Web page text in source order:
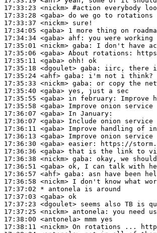
17:33:23 <nickm> #action everybody
17:33:28 <gaba>
17:33:37 <nickm>
17:34:05 <gaba>
17:34:34 <gaba> ahf:
17:35:01 <nickm> gaba:
17:35:06 <gaba>
17:35:11 <gaba>
17:35:18 <dgoulet> gaba:
17:35:24 <ahf> gaba:
17:35:33 <nickm> gaba:
17:35:40 <gaba>
17:35:55 <gaba>
17:35:58 <gaba>
17:36:07 <gaba>
17:36:07 <gaba>
17:36:11 <gaba>
17:36:13 <gaba>
17:36:30 <gaba> easier:
17:36:36 <gaba>
17:36:38 <nickm> gaba:
17:36:51 <gaba>
17:36:57 <ahf> gaba:
17:36:58 <nickm>
17:37:02 * antonela
is around
17:37:03 <gaba>
17:37:23 <dgoulet>
17:37:25 <nickm> antonela:
17:38:00 <antonela>
17:38:11 <nickm>